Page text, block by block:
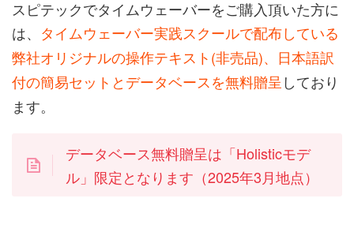
スピテックでタイムウェーバーをご購入頂いた方に
は、 タイムウェーバー実践スクールで配布している
弊社オリジナルの操作テキスト(非売品)、日本語訳
付の簡易セットとデータベースを無料贈呈 しており
ます。
データベース無料贈呈は「Holisticモデ
ル」限定となります（2025年3月地点）